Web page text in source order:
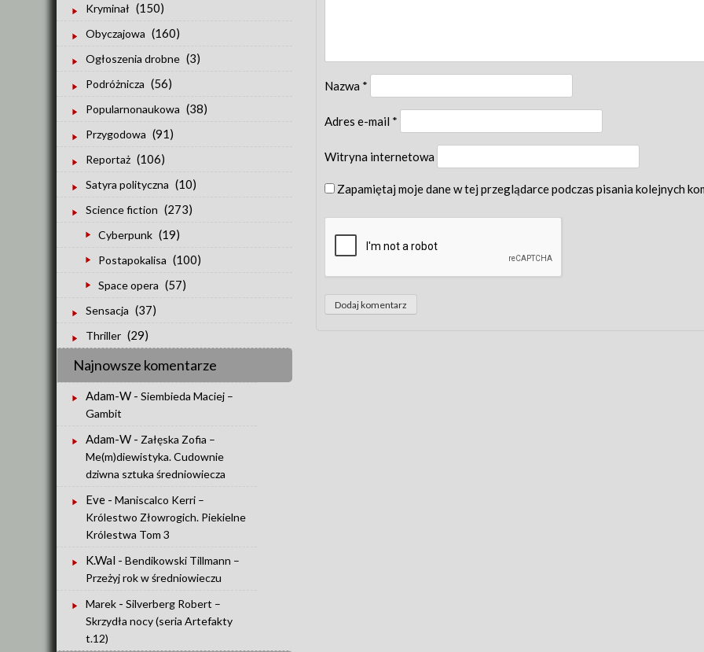
Nazwa *
Adres e-mail *
Witryna internetowa
Zapamiętaj moje dane w tej przeglądarce podczas pisania kolejnych
Kryminał (150)
Obyczajowa (160)
Ogłoszenia drobne (3)
Podróżnicza (56)
Popularnonaukowa (38)
Przygodowa (91)
Reportaż (106)
Satyra polityczna (10)
Science fiction (273)
Cyberpunk (19)
Postapokalisa (100)
Space opera (57)
Sensacja (37)
Thriller (29)
Najnowsze komentarze
Adam-W - Siembieda Maciej –
Gambit
Adam-W - Załęska Zofia –
Me(m)diewistyka. Cudownie
dziwna sztuka średniowiecza
Eve - Maniscalco Kerri –
Królestwo Złowrogich. Piekielne
Królestwa Tom 3
K.Wal - Bendikowski Tillmann –
Przeżyj rok w średniowieczu
Marek - Silverberg Robert –
Skrzydła nocy (seria Artefakty
t.12)